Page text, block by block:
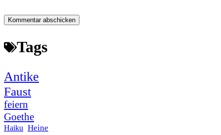
Tags
Antike
Faust
feiern
Goethe
Haiku Heine